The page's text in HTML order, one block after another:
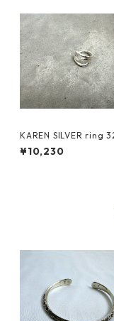
KAREN SILVER ring
ンシルバー リング
¥10,230